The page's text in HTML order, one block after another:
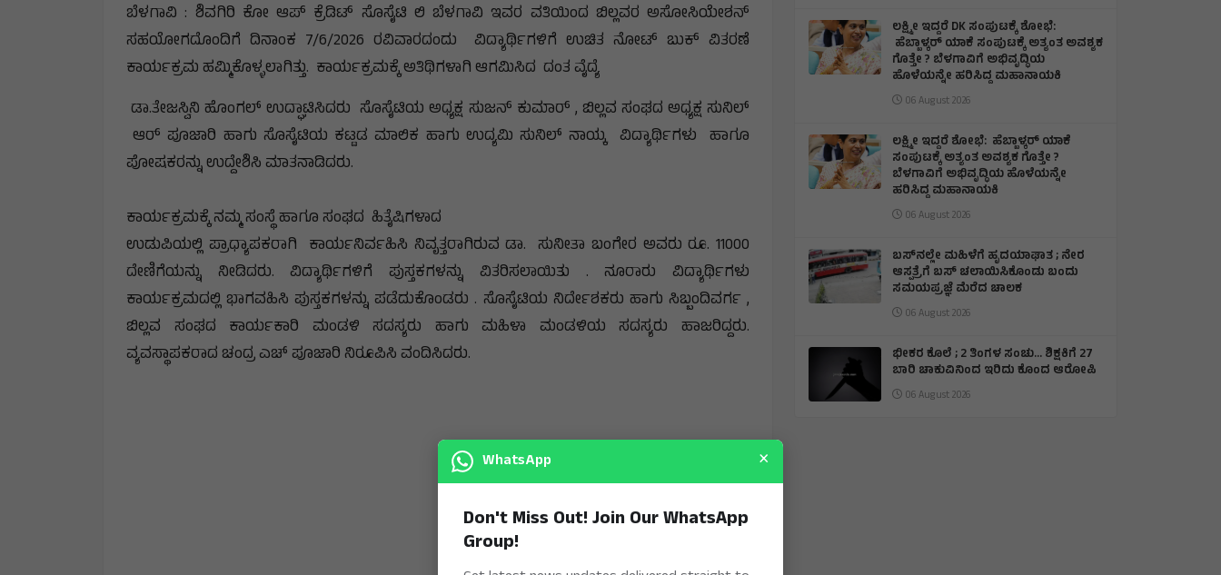
ಬೆಳಗಾವಿ : ಶಿವಗಿರಿ ಕೋ ಆಪ್ ಕ್ರೆಡಿಟ್ ಸೊಸೈಟಿ ಲಿ ಬೆಳಗಾವಿ ಇವರ ವತಿಯಿಂದ ಬಿಲ್ಲವರ ಅಸೋಸಿಯೇಶನ್
ಸಹಯೋಗದೊಂದಿಗೆ ದಿನಾಂಕ 7/6/2026 ರವಿವಾರದಂದು ವಿದ್ಯಾರ್ಥಿಗಳಿಗೆ ಉಚಿತ ನೋಟ್ ಬುಕ್ ವಿತರಣೆ
ಕಾರ್ಯಕ್ರಮ ಹಮ್ಮಿಕೊಳ್ಳಲಾಗಿತ್ತು. ಕಾರ್ಯಕ್ರಮಕ್ಕೆ ಅತಿಥಿಗಳಾಗಿ ಆಗಮಿಸಿದ ದಂತ ವೈದ್ಯೆ
ಡಾ.ತೇಜಸ್ವಿನಿ ಹೊಂಗಲ್ ಉದ್ಘಾಟಿಸಿದರು ಸೊಸೈಟಿಯ ಅಧ್ಯಕ್ಷ ಸುಜನ್ ಕುಮಾರ್ , ಬಿಲ್ಲವ ಸಂಘದ ಅಧ್ಯಕ್ಷ ಸುನಿಲ್
ಆರ್ ಪೂಜಾರಿ ಹಾಗು ಸೊಸೈಟಿಯ ಕಟ್ಟಡ ಮಾಲಿಕ ಹಾಗು ಉದ್ಯಮಿ ಸುನಿಲ್ ನಾಯ್ಕ ವಿದ್ಯಾರ್ಥಿಗಳು ಹಾಗೂ
ಪೋಷಕರನ್ನು ಉದ್ದೇಶಿಸಿ ಮಾತನಾಡಿದರು.
ಕಾರ್ಯಕ್ರಮಕ್ಕೆ ನಮ್ಮ ಸಂಸ್ಥೆ ಹಾಗೂ ಸಂಘದ ಹಿತೈಷಿಗಳಾದ
ಉಡುಪಿಯಲ್ಲಿ ಪ್ರಾಧ್ಯಾಪಕರಾಗಿ ಕಾರ್ಯನಿರ್ವಹಿಸಿ ನಿವೃತ್ತರಾಗಿರುವ ಡಾ. ಸುನೀತಾ ಬಂಗೇರ ಅವರು ರೂ. 11000
ದೇಣಿಗೆಯನ್ನು ನೀಡಿದರು. ವಿದ್ಯಾರ್ಥಿಗಳಿಗೆ ಪುಸ್ತಕಗಳನ್ನು ವಿತರಿಸಲಾಯಿತು . ನೂರಾರು ವಿದ್ಯಾರ್ಥಿಗಳು
ಕಾರ್ಯಕ್ರಮದಲ್ಲಿ ಭಾಗವಹಿಸಿ ಪುಸ್ತಕಗಳನ್ನು ಪಡೆದುಕೊಂಡರು . ಸೊಸೈಟಿಯ ನಿರ್ದೇಶಕರು ಹಾಗು ಸಿಬ್ಬಂದಿವರ್ಗ ,
ಬಿಲ್ಲವ ಸಂಘದ ಕಾರ್ಯಕಾರಿ ಮಂಡಳಿ ಸದಸ್ಯರು ಹಾಗು ಮಹಿಳಾ ಮಂಡಳಿಯ ಸದಸ್ಯರು ಹಾಜರಿದ್ದರು.
ವ್ಯವಸ್ಥಾಪಕರಾದ ಚಂದ್ರ ಎಚ್ ಪೂಜಾರಿ ನಿರೂಪಿಸಿ ವಂದಿಸಿದರು.
ಲಕ್ಷ್ಮೀ ಇದ್ದರೆ DK ಸಂಪುಟಕ್ಕೆ ಶೋಭೆ:
ಹೆಬ್ಬಾಳ್ಕರ್ ಯಾಕೆ ಸಂಪುಟಕ್ಕೆ ಅತ್ಯಂತ ಅವಶ್ಯಕ
ಗೊತ್ತೇ ? ಬೆಳಗಾವಿಗೆ ಅಭಿವೃದ್ಧಿಯ
ಹೊಳೆಯನ್ನೇ ಹರಿಸಿದ್ದ ಮಹಾನಾಯಕಿ
06 August 2026
ಲಕ್ಷ್ಮೀ ಇದ್ದರೆ ಶೋಭೆ: ಹೆಬ್ಬಾಳ್ಕರ್ ಯಾಕೆ
ಸಂಪುಟಕ್ಕೆ ಅತ್ಯಂತ ಅವಶ್ಯಕ ಗೊತ್ತೇ ?
ಬೆಳಗಾವಿಗೆ ಅಭಿವೃದ್ಧಿಯ ಹೊಳೆಯನ್ನೇ
ಹರಿಸಿದ್ದ ಮಹಾನಾಯಕಿ
06 August 2026
ಬಸ್‌ನಲ್ಲೇ ಮಹಿಳೆಗೆ ಹೃದಯಾಘಾತ ; ನೇರ
ಆಸ್ಪತ್ರೆಗೆ ಬಸ್‌ ಚಲಾಯಿಸಿಕೊಂಡು ಬಂದು
ಸಮಯಪ್ರಜ್ಞೆ ಮೆರೆದ ಚಾಲಕ
06 August 2026
ಭೀಕರ ಕೊಲೆ ; 2 ತಿಂಗಳ ಸಂಚು… ಶಿಕ್ಷಕಿಗೆ 27
ಬಾರಿ ಚಾಕುವಿನಿಂದ ಇರಿದು ಕೊಂದ ಆರೋಪಿ
06 August 2026
WhatsApp ×
Don't Miss Out! Join Our WhatsApp
Group!